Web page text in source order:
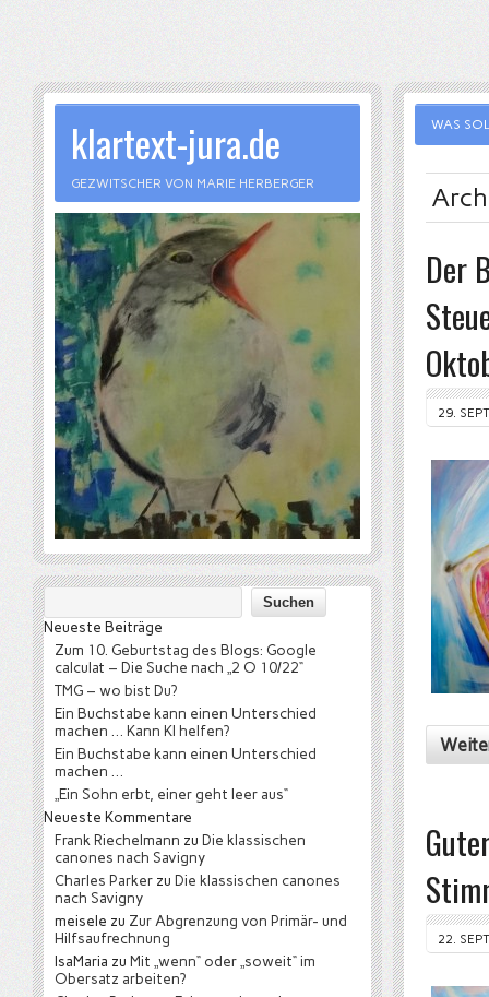
WAS
Der
29.
22.
klartext-jura.de
GEZWITSCHER VON MARIE HERBERGER
Neueste Beiträge
Zum 10. Geburtstag des Blogs: Google
calculat – Die Suche nach „2 O 10/22“
TMG – wo bist Du?
Ein Buchstabe kann einen Unterschied
machen … Kann KI helfen?
Ein Buchstabe kann einen Unterschied
machen …
„Ein Sohn erbt, einer geht leer aus“
Neueste Kommentare
Frank Riechelmann zu Die klassischen
canones nach Savigny
Charles Parker zu Die klassischen canones
nach Savigny
meisele zu Zur Abgrenzung von Primär- und
Hilfsaufrechnung
IsaMaria zu Mit „wenn“ oder „soweit“ im
Obersatz arbeiten?